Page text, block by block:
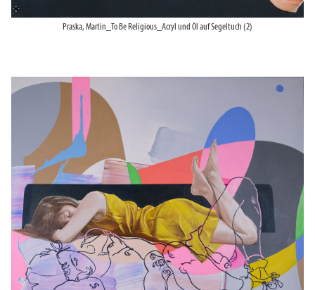
Praska, Martin_To Be Religious_Acryl und Öl auf Segeltuch (2)